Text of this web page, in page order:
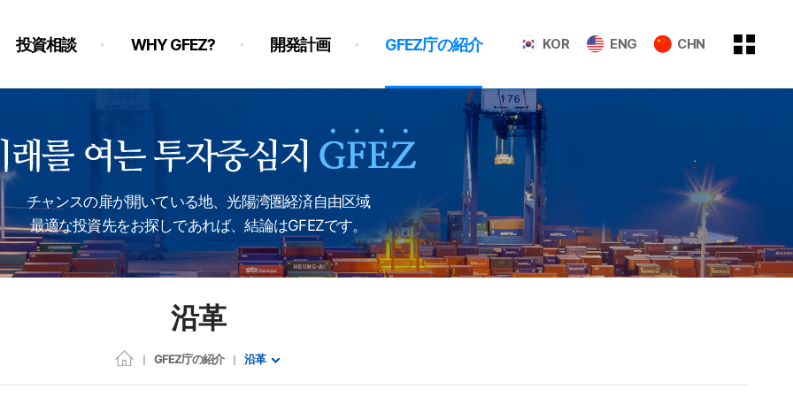
KOR ENG CHN
投資相談 WHY GFEZ? 開発計画 GFEZ庁の紹介
チャンスの扉が開いている地、光陽湾圏経済自由区域
最適な投資先をお探しであれば、結論はGFEZです。
沿革
GFEZ庁の紹介 沿革